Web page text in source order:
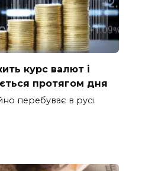
курс валют і
протягом дня
перебуває в русі.